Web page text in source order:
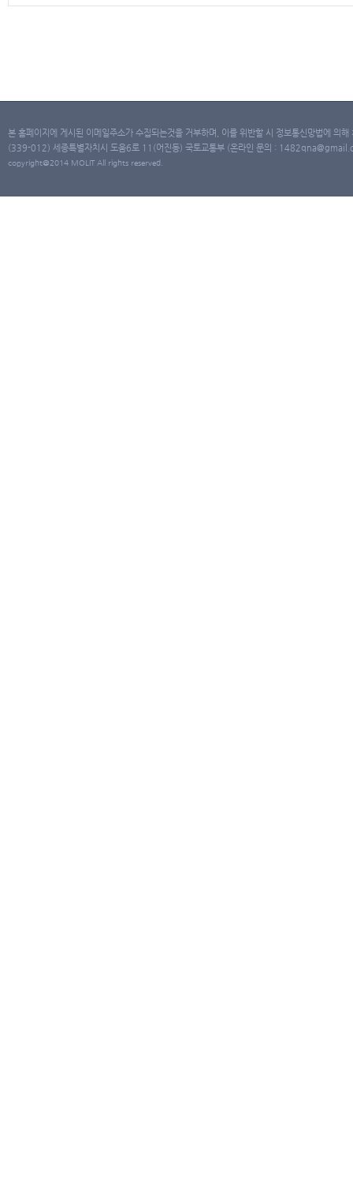
본 홈페이지에 게시된 이메일주소가 수집되는것을 거부하며, 이를 위반할 시 정보통신망법에 의
(339-012) 세종특별자치시 도움6로 11(어진동) 국토교통부 (온라인 문의 :
copyright@2014 MOLIT All rights reserved.